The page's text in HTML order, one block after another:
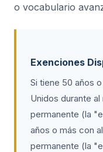
o vocabulario
Exenciones
Si tiene 50 años
Unidos durante
permanente (la
años o más con
permanente (la